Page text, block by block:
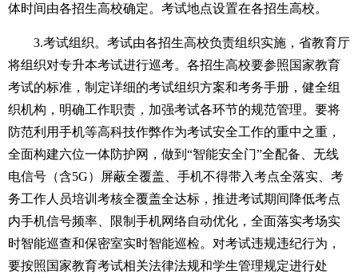
体时间由各招生高校确定。考试地点设置在各招生高校。
3.考试组织。考试由各招生高校负责组织实施，省教育厅
将组织对专升本考试进行巡考。各招生高校要参照国家教育
考试的标准，制定详细的考试组织方案和考务手册，健全组
织机构，明确工作职责，加强考试各环节的规范管理。要将
防范利用手机等高科技作弊作为考试安全工作的重中之重，
全面构建六位一体防护网，做到“智能安全门”全配备、无线
电信号（含5G）屏蔽全覆盖、手机不得带入考点全落实、考
务工作人员培训考核全覆盖全达标，推进考试期间降低考点
内手机信号频率、限制手机网络自动优化，全面落实考场实
时智能巡查和保密室实时智能巡检。对考试违规违纪行为，
要按照国家教育考试相关法律法规和学生管理规定进行处